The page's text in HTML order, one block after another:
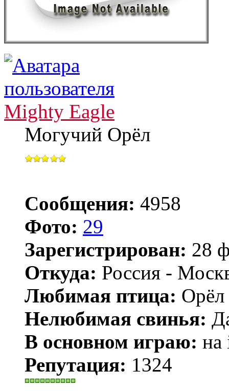
Mighty Eagle
Могучий Орёл
Сообщения: 4958
Фото: 29
Зарегистрирован: 28
Откуда: Россия -
Любимая птица:
Нелюбимая свинья:
В основном играю: на
Репутация: 1324